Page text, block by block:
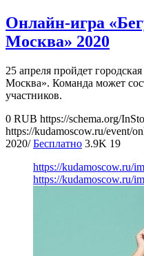
Онлайн-игра
Москва» 2020
25 апреля пройдет
Москва». Команда может
участников.
0 RUB https://schema.org/
https://kudamoscow.ru/event/
2020/ Бесплатно 3.9K 19
https://kudamoscow.ru/
https://kudamoscow.ru/